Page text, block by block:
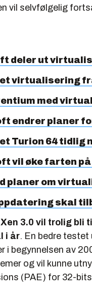
vil selvfølgelig
deler ut
virtualisering
med
endrer planer
Turion 64 tidlig
vil øke farten
planer om
skal
3.0 vil trolig bli
i år. En bedre
i begynnelsen av
og vil kunne
(PAE) for 32-